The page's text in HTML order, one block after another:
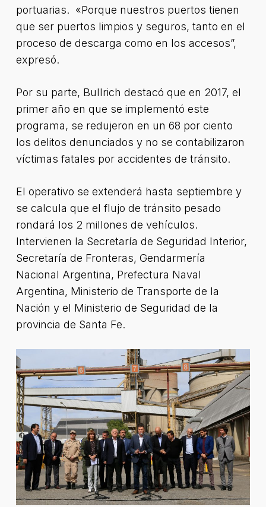
portuarias. «Porque nuestros puertos tienen
que ser puertos limpios y seguros, tanto en el
proceso de descarga como en los accesos”,
expresó.
Por su parte, Bullrich destacó que en 2017, el
primer año en que se implementó este
programa, se redujeron en un 68 por ciento
los delitos denunciados y no se contabilizaron
víctimas fatales por accidentes de tránsito.
El operativo se extenderá hasta septiembre y
se calcula que el flujo de tránsito pesado
rondará los 2 millones de vehículos.
Intervienen la Secretaría de Seguridad Interior,
Secretaría de Fronteras, Gendarmería
Nacional Argentina, Prefectura Naval
Argentina, Ministerio de Transporte de la
Nación y el Ministerio de Seguridad de la
provincia de Santa Fe.